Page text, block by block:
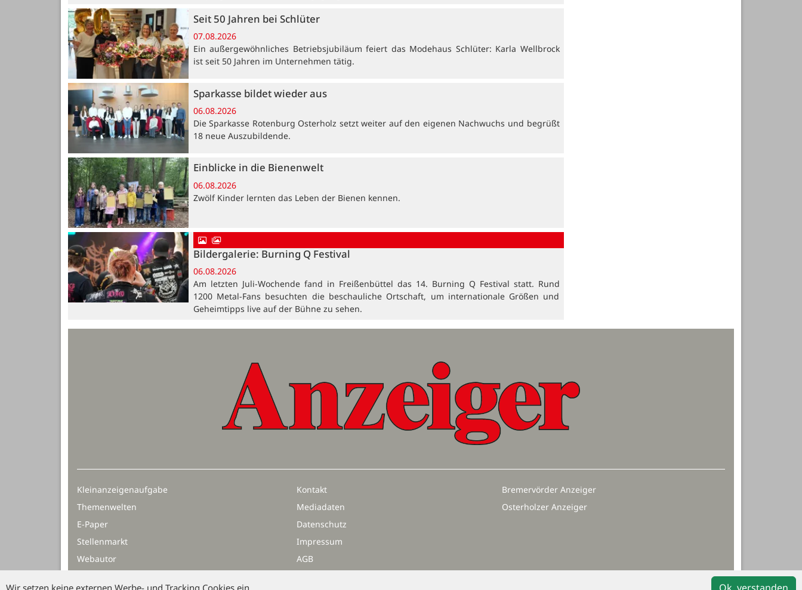
Seit 50 Jahren bei Schlüter
07.08.2026
Ein außergewöhnliches Betriebsjubiläum feiert das Modehaus Schlüter: Karla Wellbrock
ist seit 50 Jahren im Unternehmen tätig.
Sparkasse bildet wieder aus
06.08.2026
Die Sparkasse Rotenburg Osterholz setzt weiter auf den eigenen Nachwuchs und begrüßt
18 neue Auszubildende.
Einblicke in die Bienenwelt
06.08.2026
Zwölf Kinder lernten das Leben der Bienen kennen.
Bildergalerie: Burning Q Festival
06.08.2026
Am letzten Juli-Wochende fand in Freißenbüttel das 14. Burning Q Festival statt. Rund
1200 Metal-Fans besuchten die beschauliche Ortschaft, um internationale Größen und
Geheimtipps live auf der Bühne zu sehen.
Kleinanzeigenaufgabe
Themenwelten
E-Paper
Stellenmarkt
Webautor
Kontakt
Mediadaten
Datenschutz
Impressum
AGB
Bremervörder Anzeiger
Osterholzer Anzeiger
Wir setzen keine externen Werbe- und Tracking Cookies ein.